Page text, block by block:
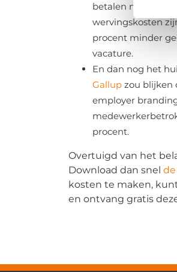
betalen niet alleen
wervingskosten
procent minder
vacature.
En dan nog het
Gallup zou blijken
employer
procent.
Overtuigd van het
Download dan snel de
kosten te maken,
en ontvang gratis